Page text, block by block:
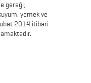
gereği;
yemek ve
2014 itibari